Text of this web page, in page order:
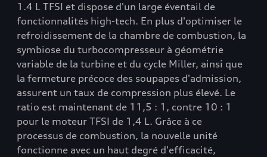
1.4 L TFSI et dispose d'un large éventail de
fonctionnalités high-tech. En plus d'optimiser le
refroidissement de la chambre de combustion, la
symbiose du turbocompresseur à géométrie
variable de la turbine et du cycle Miller, ainsi que
la fermeture précoce des soupapes d'admission,
assurent un taux de compression plus élevé. Le
ratio est maintenant de 11,5 : 1, contre 10 : 1
pour le moteur TFSI de 1,4 L. Grâce à ce
processus de combustion, la nouvelle unité
fonctionne avec un haut degré d'efficacité,